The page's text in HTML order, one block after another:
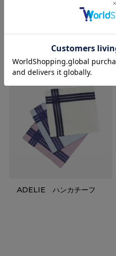
CARLO RIVA ポケットチ
ADELIE ハンカチーフ